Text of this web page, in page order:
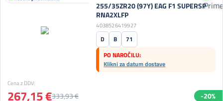
255/35ZR20 (97Y) EAG F1 SUPERSP
RNA2XLFP
4038526419927
D B
71
PO NAROČILU:
Klikni za datum dostave
Cena z DDV:
267,15 €333,93 € -20%